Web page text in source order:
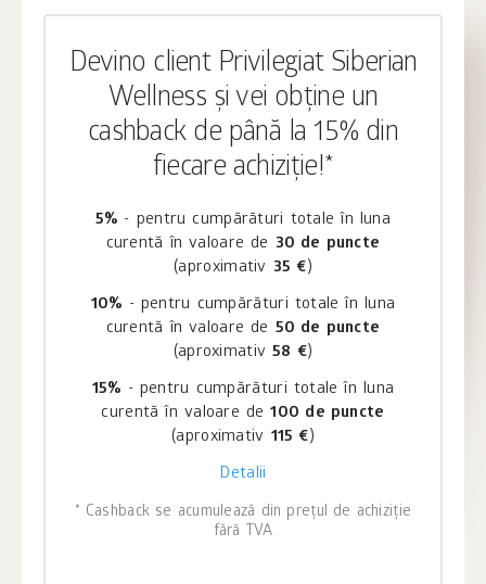
Devino client Privilegiat Siberian
Wellness și vei obține un
cashback de până la 15% din
fiecare achiziție!*
5% - pentru cumpărături totale în luna
curentă în valoare de 30 de puncte
(aproximativ 35 €)
10% - pentru cumpărături totale în luna
curentă în valoare de 50 de puncte
(aproximativ58 €)
15% - pentru cumpărături totale în luna
curentă în valoare de100 de puncte
(aproximativ 115 €)
Detalii
* Cashback se acumulează din prețul de achiziție
fără TVA